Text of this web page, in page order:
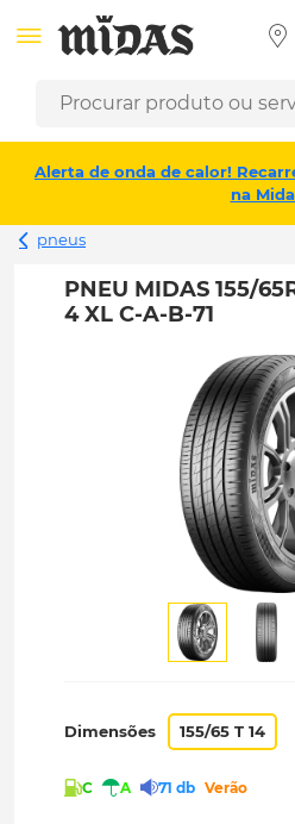
Alerta de onda de calor!
na
pneus
PNEU MIDAS 155/
4 XL C-A-B-71
Dimensões 155/65 T 14
C A 71 db Verão